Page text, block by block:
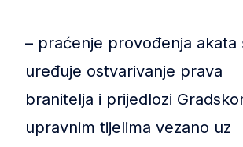
– praćenje provođenja
uređuje ostvarivanje prava
branitelja i prijedlozi
upravnim tijelima vezano uz